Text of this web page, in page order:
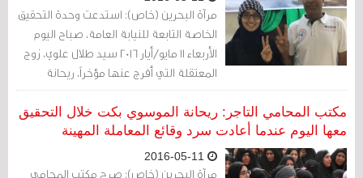
الثقة فيها".
مرآة البحرين (خاص): استدعت وحدة التحقيق
الخاصة التابعة للنيابة العامة، صباح اليوم
الأربعاء 11 مايو/أيار 2016 سيد طلال علوي، زوج
المعتقلة التي أفرج عنها مؤخراً، ريحانة
الموسوي، للتحقيق.
مكتب المحامي التاجر: ريحانة الموسوي بكت خلال التحقيق
معها اليوم عندما أعادت سرد وقائع المعاملة المهينة
مرآة البحرين (خاص): صرح مكتب المحامي